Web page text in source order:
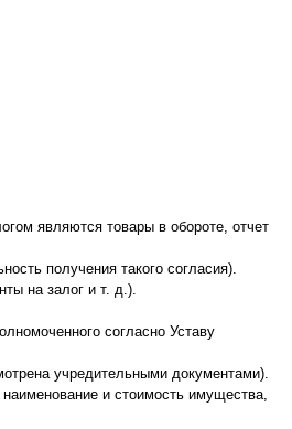
являются товары в обороте, отчет
получения такого согласия).
на залог и т. д.).
согласно Уставу
учредительными документами).
и стоимость имущества,